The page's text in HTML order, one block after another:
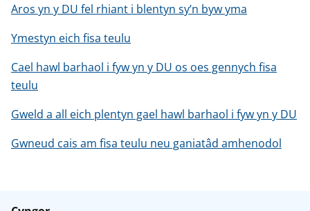
Aros yn y DU fel rhiant i blentyn sy’n byw yma
Ymestyn eich fisa teulu
Cael hawl barhaol i fyw yn y DU os oes gennych fisa
teulu
Gweld a all eich plentyn gael hawl barhaol i fyw yn y DU
Gwneud cais am fisa teulu neu ganiatâd amhenodol